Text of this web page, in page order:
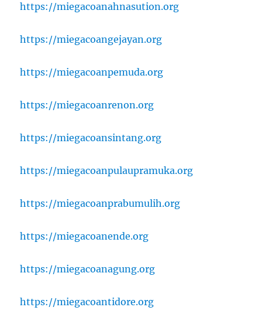
https://miegacoanahnasution.org
https://miegacoangejayan.org
https://miegacoanpemuda.org
https://miegacoanrenon.org
https://miegacoansintang.org
https://miegacoanpulaupramuka.org
https://miegacoanprabumulih.org
https://miegacoanende.org
https://miegacoanagung.org
https://miegacoantidore.org